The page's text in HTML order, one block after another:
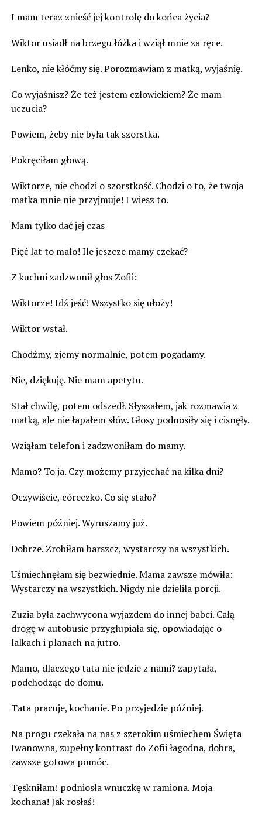
I mam teraz znieść jej kontrolę do końca życia?
Wiktor usiadł na brzegu łóżka i wziął mnie za ręce.
Lenko, nie kłóćmy się. Porozmawiam z matką, wyjaśnię.
Co wyjaśnisz? Że też jestem człowiekiem? Że mam
uczucia?
Powiem, żeby nie była tak szorstka.
Pokręciłam głową.
Wiktorze, nie chodzi o szorstkość. Chodzi o to, że twoja
matka mnie nie przyjmuje! I wiesz to.
Mam tylko dać jej czas
Pięć lat to mało! Ile jeszcze mamy czekać?
Z kuchni zadzwonił głos Zofii:
Wiktorze! Idź jeść! Wszystko się ułoży!
Wiktor wstał.
Chodźmy, zjemy normalnie, potem pogadamy.
Nie, dziękuję. Nie mam apetytu.
Stał chwilę, potem odszedł. Słyszałem, jak rozmawia z
matką, ale nie łapałem słów. Głosy podnosiły się i cisnęły.
Wziąłam telefon i zadzwoniłam do mamy.
Mamo? To ja. Czy możemy przyjechać na kilka dni?
Oczywiście, córeczko. Co się stało?
Powiem później. Wyruszamy już.
Dobrze. Zrobiłam barszcz, wystarczy na wszystkich.
Uśmiechnęłam się bezwiednie. Mama zawsze mówiła:
Wystarczy na wszystkich. Nigdy nie dzieliła porcji.
Zuzia była zachwycona wyjazdem do innej babci. Całą
drogę w autobusie przygłupiała się, opowiadając o
lalkach i planach na jutro.
Mamo, dlaczego tata nie jedzie z nami? zapytała,
podchodząc do domu.
Tata pracuje, kochanie. Po przyjedzie później.
Na progu czekała na nas z szerokim uśmiechem Święta
Iwanowna, zupełny kontrast do Zofii łagodna, dobra,
zawsze gotowa pomóc.
Tęskniłam! podniosła wnuczkę w ramiona. Moja
kochana! Jak rosłaś!